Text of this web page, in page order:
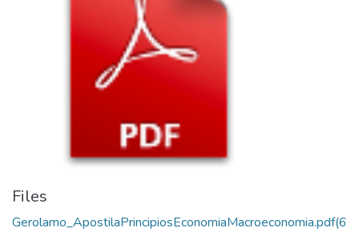
Files
Gerolamo_ApostilaPrincipiosEconomiaMacroeconomia.pdf(6